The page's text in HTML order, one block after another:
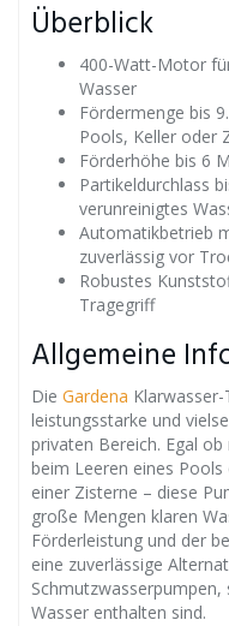
Überblick
400-Watt-Motor
Wasser
Fördermenge bis
Pools, Keller oder
Förderhöhe bis 6
Partikeldurchlass
verunreinigtes
Automatikbetrieb
zuverlässig vor
Robustes
Tragegriff
Allgemeine
Die Gardena
leistungsstarke und
privaten Bereich. Egal
beim Leeren eines
einer Zisterne – diese
große Mengen klaren
Förderleistung und der
eine zuverlässige
Wasser enthalten sind.